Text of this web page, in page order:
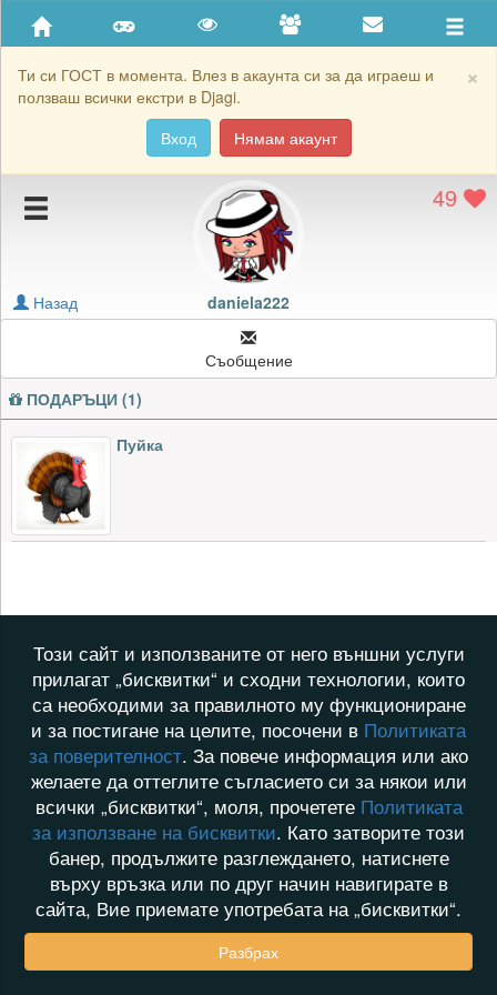
×
Ти си ГОСТ в момента. Влез в акаунта си за да играеш и
ползваш всички екстри в Djagi.
Вход
Нямам акаунт
Приятели
Хронология на игри
Подаръците на daniela222
Картичките на daniela222
Блокирай daniela222
49
daniela222
Назад
Съобщение
ПОДАРЪЦИ (1)
Пуйка
Този сайт и използваните от него външни услуги
прилагат „бисквитки“ и сходни технологии, които
са необходими за правилното му функциониране
и за постигане на целите, посочени в Политиката
за поверителност. За повече информация или ако
желаете да оттеглите съгласието си за някои или
всички „бисквитки“, моля, прочетете Политиката
за използване на бисквитки. Като затворите този
банер, продължите разглеждането, натиснете
върху връзка или по друг начин навигирате в
сайта, Вие приемате употребата на „бисквитки“.
Разбрах